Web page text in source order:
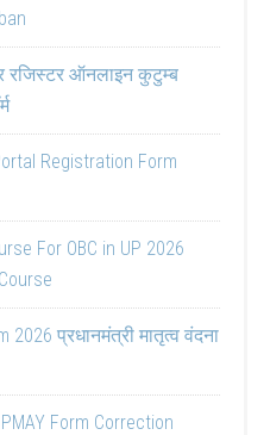
रजिस्टर ऑनलाइन कुटुम्ब
Registration Form
For OBC in UP 2026
2026 प्रधानमंत्री मातृत्व वंदना
Form Correction